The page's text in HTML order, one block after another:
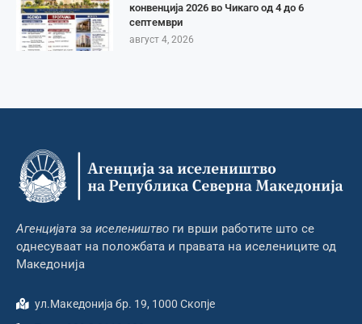
конвенција 2026 во Чикаго од 4 до 6
септември
август 4, 2026
Агенцијата за иселеништво ги врши работите што се
однесуваат на положбата и правата на иселениците од
Македонија
ул.Македонија бр. 19, 1000 Скопје